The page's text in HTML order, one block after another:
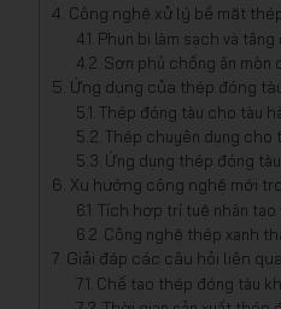
Công nghệ xử lý bề mặt
Phun bi làm sạch và
Sơn phủ chống ăn mòn
Ứng dụng của thép đóng
Thép đóng tàu cho tàu
Thép chuyên dụng cho
Ứng dụng thép đóng
Xu hướng công nghệ mới
Tích hợp trí tuệ nhân
Công nghệ thép xanh
Giải đáp các câu hỏi liên
Chế tạo thép đóng tàu